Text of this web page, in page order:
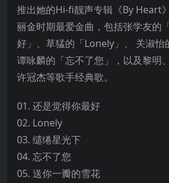
推出她的Hi-fi靓声专辑《By Heart
丽金时期最爱金曲，包括张学友的
好」、草猛的「Lonely」、 关淑怡
谭咏麟的「忘不了您」，以及黎明
许冠杰等歌手经典歌。
01. 还是觉得你最好
02. Lonely
03. 缱绻星光下
04. 忘不了您
05. 送你一瓣的雪花